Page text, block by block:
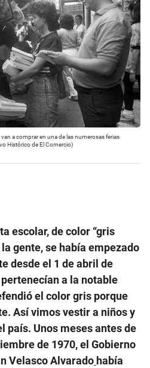
a comprar en una de las numerosas ferias
Histórico de El Comercio)
escolar, de color “gris
gente, se había empezado
desde el 1 de abril de
a la notable
el color gris porque
Así vimos vestir a niños y
país. Unos meses antes de
de 1970, el Gobierno
Velasco Alvarado había